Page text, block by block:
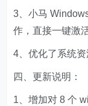
3、小马
作，直接一键激
4、优化了系统资
四、更新说明：
1、增加对 8 个